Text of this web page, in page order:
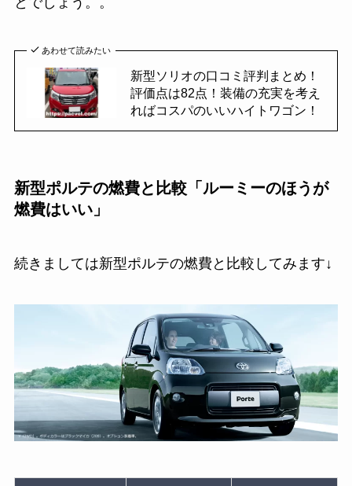
あわせて読みたい
新型ソリオの口コミ評判まとめ！
評価点は82点！装備の充実を考え
ればコスパのいいハイトワゴン！
新型ポルテの燃費と比較「ルーミーのほうが
燃費はいい」
続きましては新型ポルテの燃費と比較してみます↓